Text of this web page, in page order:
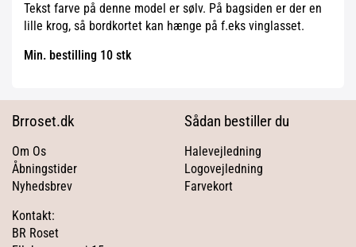
Tekst farve på denne model er sølv. På bagsiden er der en
lille krog, så bordkortet kan hænge på f.eks vinglasset.
Min. bestilling 10 stk
Brroset.dk
Om Os
Åbningstider
Nyhedsbrev
Kontakt:
BR Roset
Sådan bestiller du
Halevejledning
Logovejledning
Farvekort